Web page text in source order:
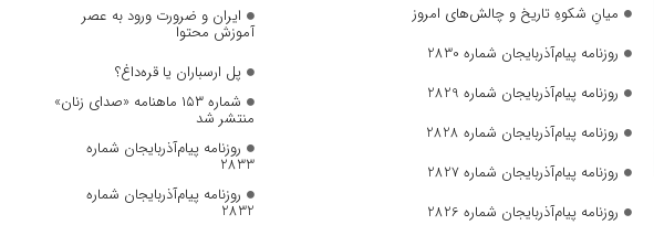
میانِ شکوهِ تاریخ و چالش‌های امروز
روزنامه پیام‌آذربایجان شماره 2830
روزنامه پیام‌آذربایجان شماره 2829
روزنامه پیام‌آذربایجان شماره 2828
روزنامه پیام‌آذربایجان شماره 2827
روزنامه پیام‌آذربایجان شماره 2826
ایران و ضرورت ورود به عصر
آموزش محتوا
پل ارسباران یا قره‌داغ؟
شماره ۱۵۳ ماهنامه «صدای زنان»
منتشر شد
روزنامه پیام‌آذربایجان شماره
2833
روزنامه پیام‌آذربایجان شماره
2832